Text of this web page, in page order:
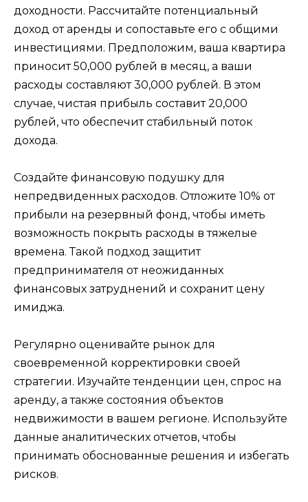
доходности. Рассчитайте потенциальный
доход от аренды и сопоставьте его с общими
инвестициями. Предположим, ваша квартира
приносит 50,000 рублей в месяц, а ваши
расходы составляют 30,000 рублей. В этом
случае, чистая прибыль составит 20,000
рублей, что обеспечит стабильный поток
дохода.
Создайте финансовую подушку для
непредвиденных расходов. Отложите 10% от
прибыли на резервный фонд, чтобы иметь
возможность покрыть расходы в тяжелые
времена. Такой подход защитит
предпринимателя от неожиданных
финансовых затруднений и сохранит цену
имиджа.
Регулярно оценивайте рынок для
своевременной корректировки своей
стратегии. Изучайте тенденции цен, спрос на
аренду, а также состояния объектов
недвижимости в вашем регионе. Используйте
данные аналитических отчетов, чтобы
принимать обоснованные решения и избегать
рисков.